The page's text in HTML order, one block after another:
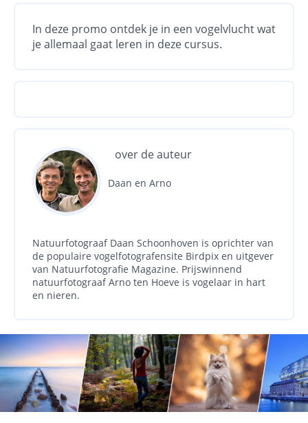
In deze promo ontdek je in een vogelvlucht wat
je allemaal gaat leren in deze cursus.
over de auteur
Daan en Arno
Natuurfotograaf Daan Schoonhoven is oprichter van
de populaire vogelfotografensite Birdpix en uitgever
van Natuurfotografie Magazine. Prijswinnend
natuurfotograaf Arno ten Hoeve is vogelaar in hart
en nieren.